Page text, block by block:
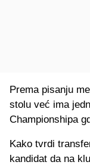
Prema pisanju
stolu već ima
Championshipa
Kako tvrdi
kandidat da na